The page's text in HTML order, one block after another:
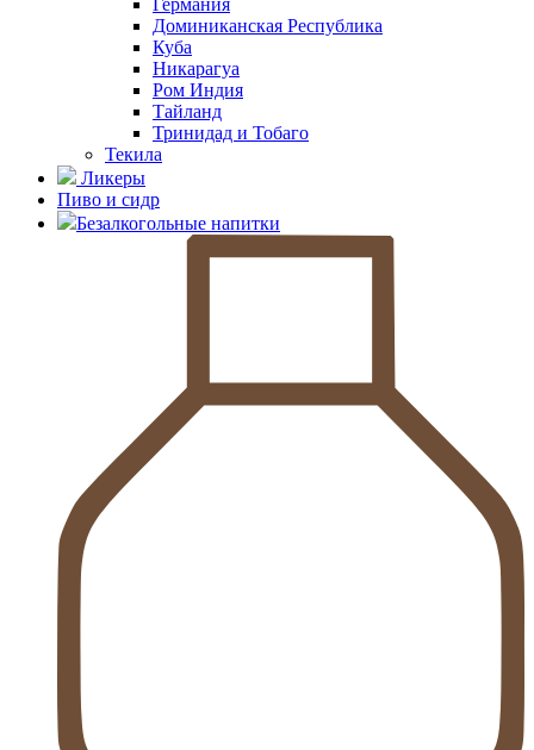
Германия
Доминиканская Республика
Куба
Никарагуа
Ром Индия
Тайланд
Тринидад и Тобаго
Текила
Ликеры
Пиво и сидр
Безалкогольные напитки